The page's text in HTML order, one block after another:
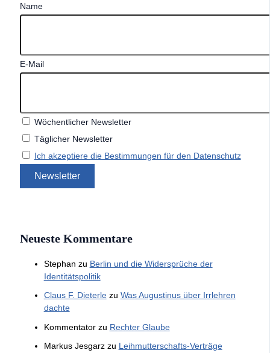
Name
E-Mail
Wöchentlicher Newsletter
Täglicher Newsletter
Ich akzeptiere die Bestimmungen für den Datenschutz
Neueste Kommentare
Stephan zu Berlin und die Widersprüche der
Identitätspolitik
Claus F. Dieterlezu Was Augustinus über Irrlehren
dachte
Kommentatorzu Rechter Glaube
Markus Jesgarzzu Leihmutterschafts-Verträge